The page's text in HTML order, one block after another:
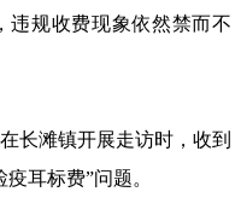
违规收费现象依然禁而不
滩镇开展走访时，收到
耳标费”问题。